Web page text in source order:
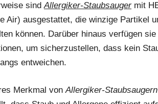
sindAllergiker-Staubsaugermit
Air) ausgestattet, die winzige Partikel
können. Darüber hinaus verfügen
um sicherzustellen, dass kein
entweichen.
Merkmal von Allergiker-Staubsaugern